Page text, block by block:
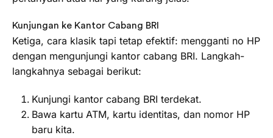
Kunjungan ke Kantor Cabang BRI
Ketiga, cara klasik tapi tetap efektif: mengganti no HP
dengan mengunjungi kantor cabang BRI. Langkah-
langkahnya sebagai berikut:
Kunjungi kantor cabang BRI terdekat.
Bawa kartu ATM, kartu identitas, dan nomor HP
baru kita.